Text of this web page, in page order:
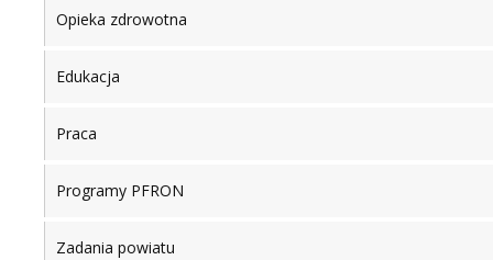
Opieka zdrowotna
Edukacja
Praca
Programy PFRON
Zadania powiatu